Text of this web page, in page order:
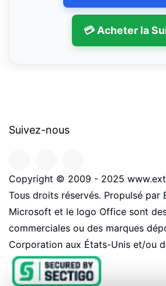
💳 Acheter la
Suivez-nous
Copyright © 2009 - 2025
Tous droits réservés. Propulsé par
Microsoft et le logo Office sont
commerciales ou des marques
Corporation aux États-Unis et/ou